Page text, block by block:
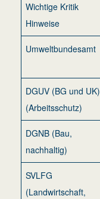
Wichtige Kritik
Hinweise
Umweltbundesamt
DGUV (BG und UK)
(Arbeitsschutz)
DGNB (Bau,
nachhaltig)
SVLFG
(Landwirtschaft,